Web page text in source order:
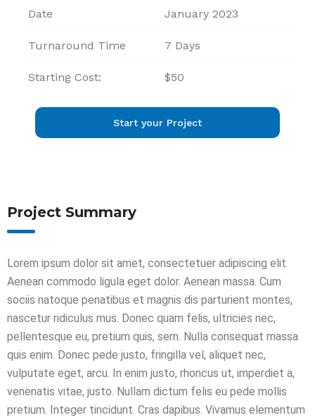
Date January 2023
Turnaround Time 7 Days
Starting Cost: $50
Start your Project
Project Summary
Lorem ipsum dolor sit amet, consectetuer adipiscing elit.
Aenean commodo ligula eget dolor. Aenean massa. Cum
sociis natoque penatibus et magnis dis parturient montes,
nascetur ridiculus mus. Donec quam felis, ultricies nec,
pellentesque eu, pretium quis, sem. Nulla consequat massa
quis enim. Donec pede justo, fringilla vel, aliquet nec,
vulputate eget, arcu. In enim justo, rhoncus ut, imperdiet a,
venenatis vitae, justo. Nullam dictum felis eu pede mollis
pretium. Integer tincidunt. Cras dapibus. Vivamus elementum